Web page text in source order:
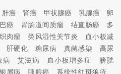
肝癌 肾癌 甲状腺癌 乳腺癌
卵
癌 胃肠道间质瘤 结直肠癌
多
肉瘤 类风湿性关节炎
血小板减
肝硬化 糖尿病 真菌感染
高尿
病 艾滋病 血小板增多症
膀胱
银屑病 胰腺癌 系统性红斑狼疮